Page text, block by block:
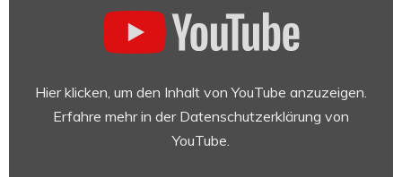
Everyday
Hier klicken, um den Inhalt von YouTube anzuzeigen.
Erfahre mehr in der Datenschutzerklärung von
YouTube.